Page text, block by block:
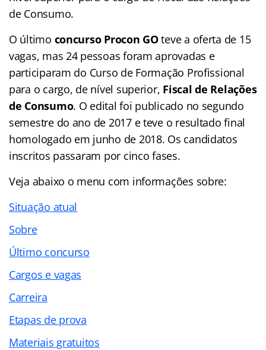
de Consumo.
O último concurso Procon GOteve a oferta de 15
vagas, mas 24 pessoas foram aprovadas e
participaram do Curso de Formação Profissional
para o cargo, de nível superior, Fiscal de Relações
de Consumo. O edital foi publicado no segundo
semestre do ano de 2017 e teve o resultado final
homologado em junho de 2018. Os candidatos
inscritos passaram por cinco fases.
Veja abaixo o menu com informações sobre:
Situação atual
Sobre
Último concurso
Cargos e vagas
Carreira
Etapas de prova
Materiais gratuitos